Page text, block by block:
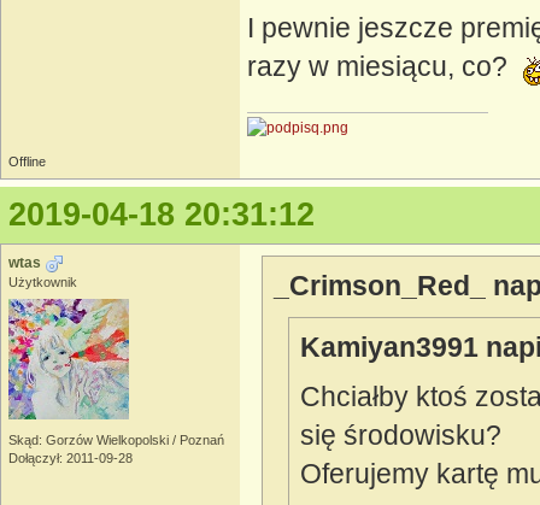
I pewnie jeszcze
razy w miesiącu, co?
Offline
2019-04-18 20:31:12
wtas
Użytkownik
Skąd: Gorzów Wielkopolski / Poznań
Dołączył: 2011-09-28
_Crimson_Red_
Kamiyan3991
Chciałby ktoś
się środowisku?
Oferujemy kartę